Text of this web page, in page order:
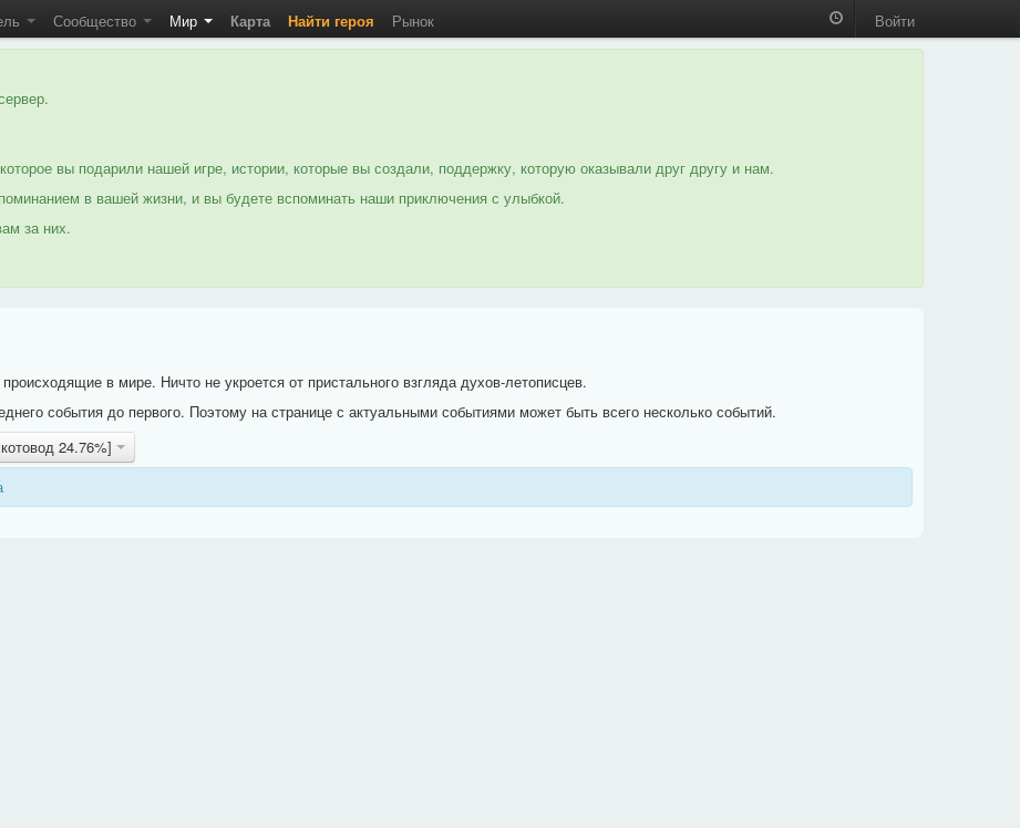
Сообщество Мир Карта Найти героя Рынок Войти
вы подарили нашей игре, истории, которые вы создали, поддержку, которую оказывали друг другу и нам.
в вашей жизни, и вы будете вспоминать наши приключения с улыбкой.
за них.
в мире. Ничто не укроется от пристального взгляда духов-летописцев.
события до первого. Поэтому на странице с актуальными событиями может быть всего несколько событий.
24.76%]